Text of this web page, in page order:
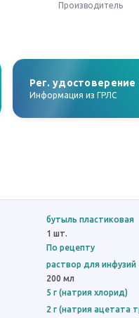
Производитель
Рег. удостоверение
Информация из ГРЛС
бутыль пластиковая
1 шт.
По рецепту
раствор для инфузий
200 мл
5 г (натрия хлорид)
2 г (натрия ацетата